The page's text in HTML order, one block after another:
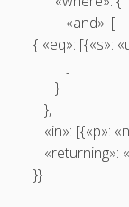
«and»: [
{ «eq»: [{«s»:
]
}
},
«in»: [{«p»:
«returning»:
}}